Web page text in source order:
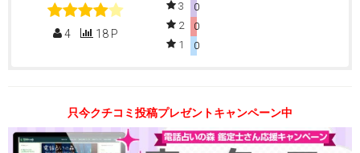
4 18 P
3
0
2
0
1
0
只今クチコミ投稿プレゼントキャンペーン中